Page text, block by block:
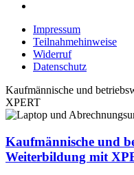
Impressum
Teilnahmehinweise
Widerruf
Datenschutz
Kaufmännische und
XPERT
Kaufmännische und
Weiterbildung mit